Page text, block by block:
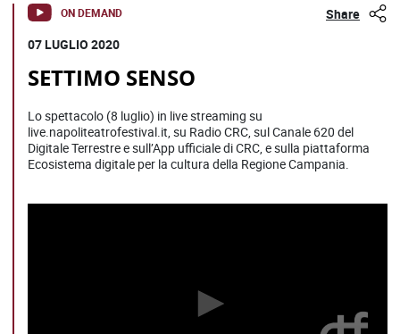
Detail on demand video
ON DEMAND
Share
07 LUGLIO 2020
SETTIMO SENSO
Lo spettacolo (8 luglio) in live streaming su
live.napoliteatrofestival.it, su Radio CRC, sul Canale 620 del
Digitale Terrestre e sull’App ufficiale di CRC, e sulla piattaforma
Ecosistema digitale per la cultura della Regione Campania.